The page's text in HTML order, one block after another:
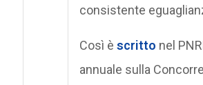
consistente
Così è scritto nel
annuale sulla